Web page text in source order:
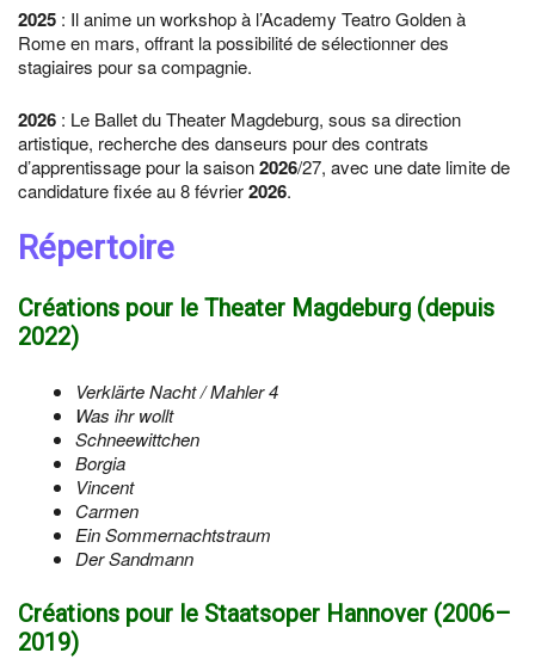
2025 : Il anime un workshop à l’Academy Teatro Golden à
Rome en mars, offrant la possibilité de sélectionner des
stagiaires pour sa compagnie.
2026 : Le Ballet du Theater Magdeburg, sous sa direction
artistique, recherche des danseurs pour des contrats
d’apprentissage pour la saison2026/27, avec une date limite de
candidature fixée au 8 février2026.
Répertoire
Créations pour le Theater Magdeburg (depuis
2022)
Verklärte Nacht / Mahler 4
Was ihr wollt
Schneewittchen
Borgia
Vincent
Carmen
Ein Sommernachtstraum
Der Sandmann
Créations pour le Staatsoper Hannover (2006–
2019)